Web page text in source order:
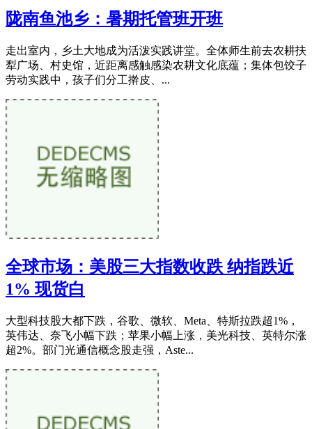
陇南鱼池乡：暑期托管班开班
走出室内，乡土大地成为活泼实践讲堂。全体师生前去农耕扶
犁广场、村史馆，近距离感触感染农耕文化底蕴；集体包饺子
劳动实践中，孩子们分工擀皮、...
全球市场：美股三大指数收跌 纳指跌近
1% 现货白
大型科技股大都下跌，谷歌、微软、Meta、特斯拉跌超1%，
英伟达、奈飞小幅下跌；苹果小幅上涨，美光科技、英特尔涨
超2%。部门光通信概念股走强，Aste...